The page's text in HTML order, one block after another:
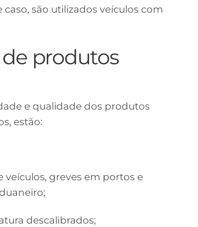
são utilizados veículos com
produtos
e qualidade dos produtos
estão:
greves em portos e
descalibrados;